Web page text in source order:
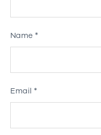
Name *
Email *